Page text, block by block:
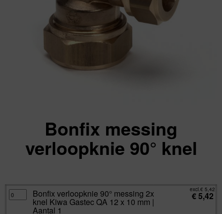
Bonfix messing
verloopknie 90° knel
Bonfix
verloopknie
90°
Bonfix verloopknie 90° messing 2x
knel Kiwa Gastec QA 12 x 10 mm |
Aantal 1
excl.€ 5,42
€5,42